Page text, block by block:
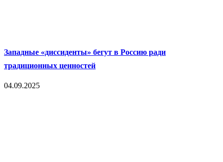
Западные «диссиденты» бегут в Россию ради
традиционных ценностей
04.09.2025